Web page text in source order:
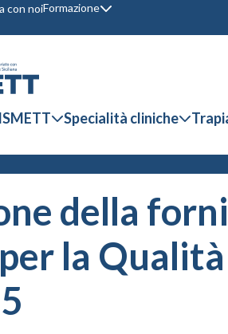
con noiFormazione
Specialità cliniche
della
la